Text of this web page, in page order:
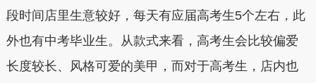
段时间店里生意较好，每天有应届高考生5个左右，此
外也有中考毕业生。从款式来看，高考生会比较偏爱
长度较长、风格可爱的美甲，而对于高考生，店内也